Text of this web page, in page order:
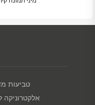
טביעות
אלקטרוניקה